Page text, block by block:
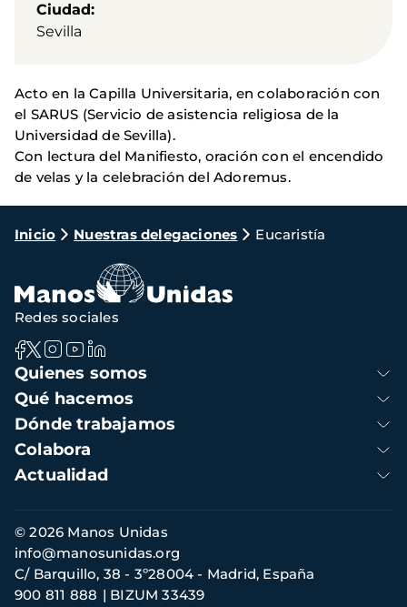
Ciudad
Sevilla
Acto en la Capilla Universitaria, en colaboración con
el SARUS (Servicio de asistencia religiosa de la
Universidad de Sevilla).
Con lectura del Manifiesto, oración con el encendido
de velas y la celebración del Adoremus.
Ruta
navegación
Inicio Nuestras delegaciones Eucaristía
Navegación
principal
Quienes somos
Qué hacemos
Dónde trabajamos
Colabora
Actualidad
Redes sociales
Información
de
contacto
© 2026 Manos Unidas
C/ Barquillo, 38 - 3º28004 - Madrid, España
900 811 888
BIZUM 33439
info@manosunidas.org